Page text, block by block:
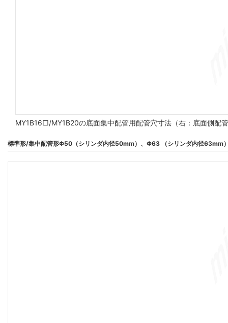
MY1B16□/MY1B20の底面集中配管用配管穴寸法（右：底面側配
標準形/集中配管形Φ50（シリンダ内径50mm）、Φ63 （シリンダ内径63mm